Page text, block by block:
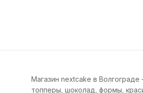
Магазин nextcake в
топперы, шоколад, формы,